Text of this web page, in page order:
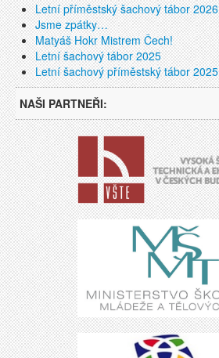
Letní příměstský šachový tábor 2026
Jsme zpátky…
Matyáš Hokr Mistrem Čech!
Letní šachový tábor 2025
Letní šachový příměstský tábor 2025
NAŠI PARTNEŘI: